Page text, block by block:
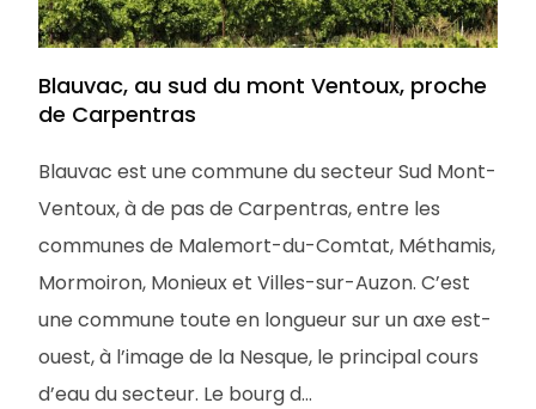
Blauvac, au sud du mont Ventoux, proche
de Carpentras
Blauvac est une commune du secteur Sud Mont-
Ventoux, à de pas de Carpentras, entre les
communes de Malemort-du-Comtat, Méthamis,
Mormoiron, Monieux et Villes-sur-Auzon. C’est
une commune toute en longueur sur un axe est-
ouest, à l’image de la Nesque, le principal cours
d’eau du secteur. Le bourg d...